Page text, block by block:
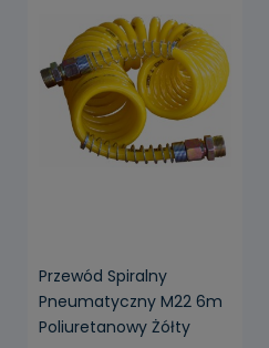
Przewód Spiralny
Pneumatyczny M22 6m
Poliuretanowy Żółty